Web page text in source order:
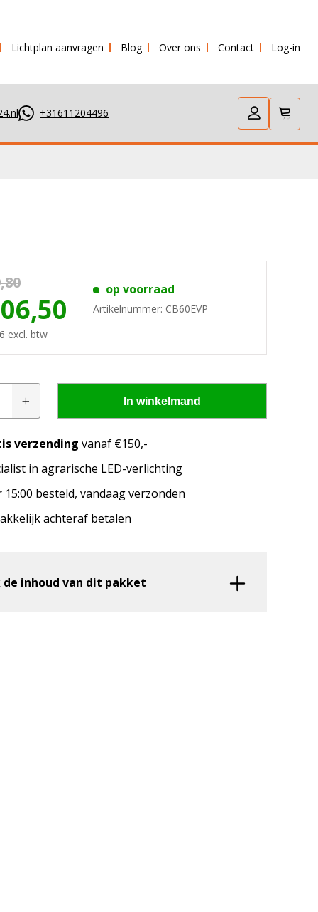
Lichtplan aanvragen Blog Over ons Contact Log-in
+31611204496
passen op mijn
model en het bouwjaar van jouw trekker en
excl. btw
op voorraad
Artikelnummer: CB60EVP
In winkelmand
verzending vanaf €150,-
in agrarische LED-verlichting
15:00 besteld, vandaag verzonden
achteraf betalen
de inhoud van dit pakket